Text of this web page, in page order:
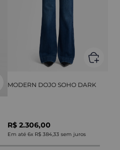
MODERN DOJO SOHO DARK
R$ 2.306,00
Em até 6x R$ 384,33 sem juros